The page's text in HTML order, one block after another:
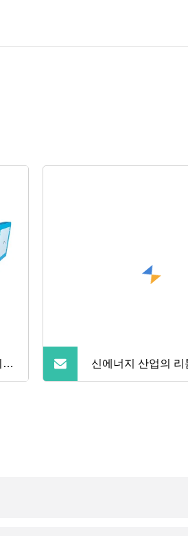
신에너지 산업의